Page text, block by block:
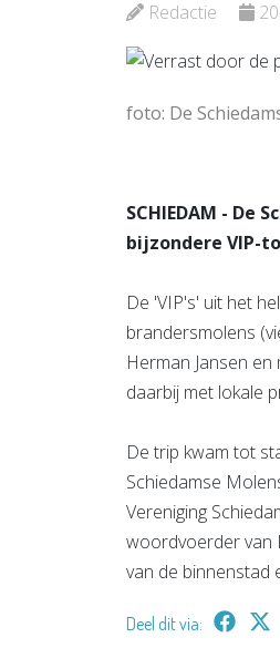
Redactie
foto: De
SCHIEDAM - De
bijzondere VIP-
De 'VIP's' uit het
brandersmolens
Herman Jansen
daarbij met lokale
De trip kwam tot
Schiedamse
Vereniging
woordvoerder van
van de binnenstad
Deel dit via:
Bekijk de pagina